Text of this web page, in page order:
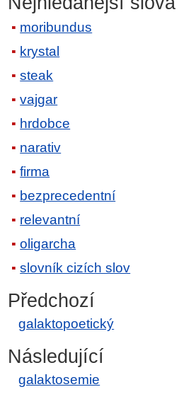
moribundus
krystal
steak
vajgar
hrdobce
narativ
firma
bezprecedentní
relevantní
oligarcha
slovník cizích slov
Předchozí
galaktopoetický
Následující
galaktosemie